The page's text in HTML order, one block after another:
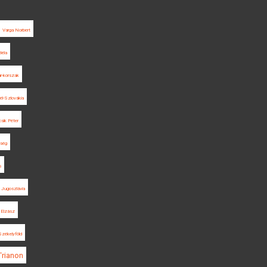
Varga Norbert
korszak
Szlovákia
Péter
Jugoszlávia
Elzász